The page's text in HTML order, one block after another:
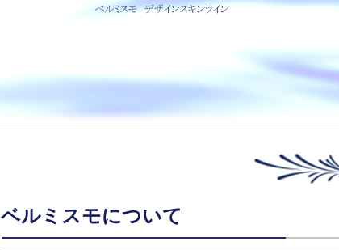
ベルミスモについて